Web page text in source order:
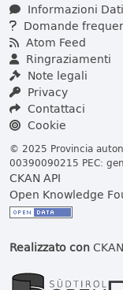
Informazioni
Domande
Atom Feed
Ringraziamenti
Note legali
Privacy
Contattaci
Cookie
© 2025 Provincia
00390090215 PEC:
CKAN API
Open Knowledge
Realizzato conCKAN